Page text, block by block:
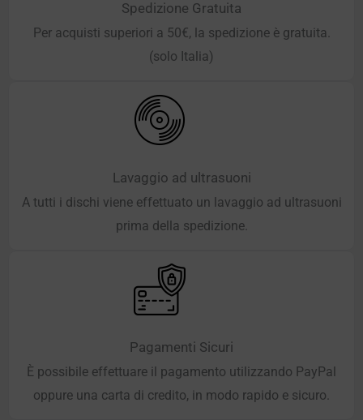
Spedizione Gratuita
Per acquisti superiori a 50€, la spedizione è gratuita.
(solo Italia)
Lavaggio ad ultrasuoni
A tutti i dischi viene effettuato un lavaggio ad ultrasuoni
prima della spedizione.
Pagamenti Sicuri
È possibile effettuare il pagamento utilizzando PayPal
oppure una carta di credito, in modo rapido e sicuro.